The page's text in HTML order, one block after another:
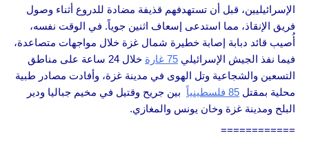
الإسرائيليين، قبل أن تستهدفهم قذيفة مضادة للدروع أثناء وصول
فريق الإنقاذ، مما استدعى إسعاف اثنين جوياً. في الوقت نفسه،
أُصيب قائد دبابة إصابة خطيرة شمال غزة خلال مواجهات متصاعدة،
فيما نفذ الجيش الإسرائيلي 75 غارة
خلال 24 ساعة على مناطق
التسعين والشجاعية وتل الهوى في مدينة غزة، وأفادت مصادر طبية
محلية بمقتل 85 فلسطينياً
بين جريح وقتيل في مخيم جباليا ودير
البلح ومدينة غزة وخان يونس والمغازي.
============